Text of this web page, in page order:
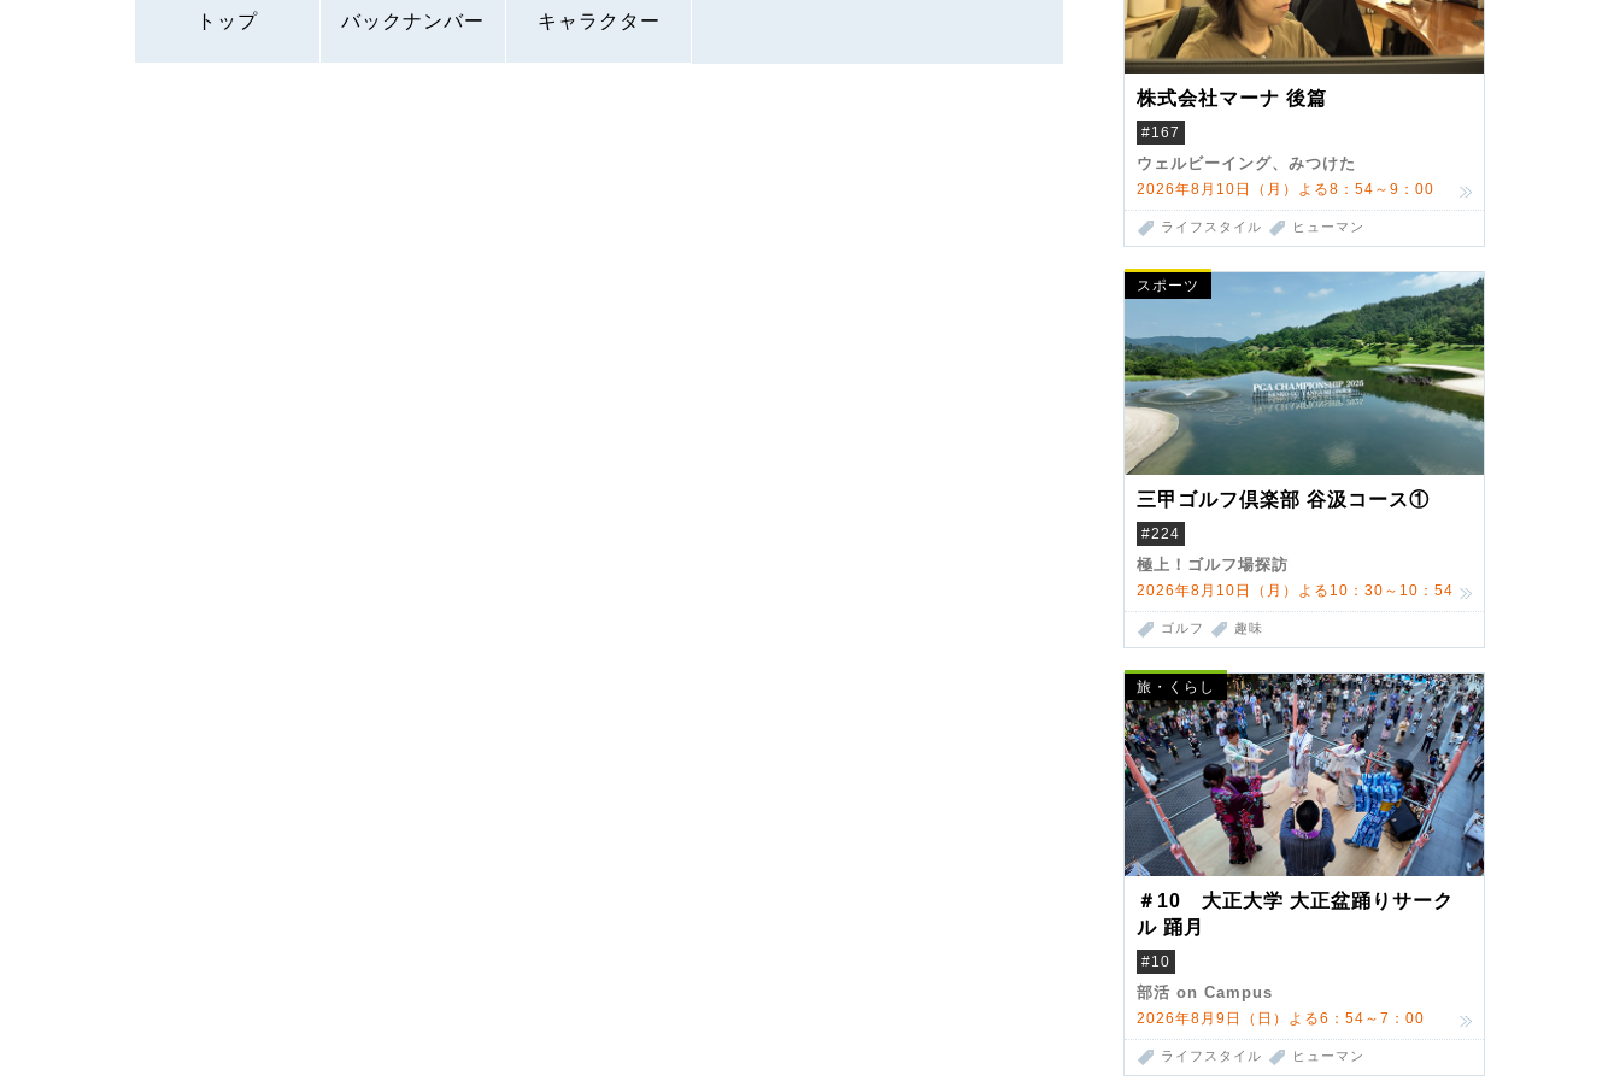
株式会社マーナ 後篇
#167
ウェルビーイング、みつけた
2026年8月10日（月）よる8：54～9：00
ライフスタイル ヒューマン
スポーツ
三甲ゴルフ倶楽部 谷汲コース①
#224
極上！ゴルフ場探訪
2026年8月10日（月）よる10：30～10：54
ゴルフ 趣味
旅・くらし
＃10 大正大学 大正盆踊りサーク
ル 踊月
#10
部活 on Campus
2026年8月9日（日）よる6：54～7：00
ライフスタイル ヒューマン
トップ バックナンバー キャラクター